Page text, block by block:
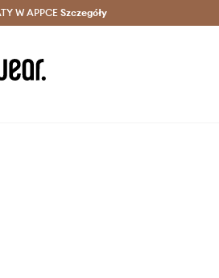
nawet w 24h >
W APPCE Szczegóły